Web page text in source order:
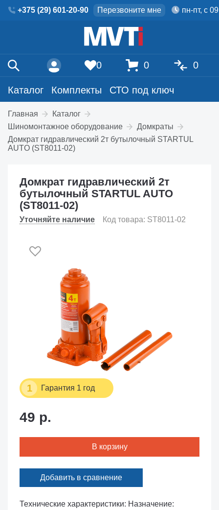
+375 (29) 601-20-90 Перезвоните мне пн-пт, с
Каталог Комплекты СТО под ключ
0 0 0
Главная
Каталог
Шиномонтажное оборудование
Домкраты
Домкрат гидравлический 2т бутылочный STARTUL
AUTO (ST8011-02)
1 Гарантия 1 год
Домкрат гидравлический 2т
бутылочный STARTUL AUTO
(ST8011-02)
Уточняйте наличие Код товара: ST8011-02
Технические характеристики: Назначение:
49 р.
В корзину
Добавить в сравнение